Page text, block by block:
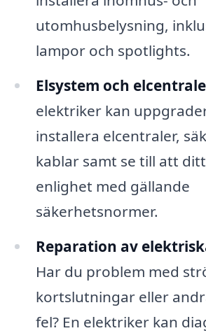
utomhusbelysning,
lampor och spotlights.
Elsystem och
elektriker kan
installera elcentraler,
kablar samt se till att
enlighet med gällande
säkerhetsnormer.
Reparation av
Har du problem med
kortslutningar eller
fel? En elektriker kan